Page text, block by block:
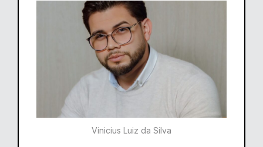
Vinicius Luiz da Silva